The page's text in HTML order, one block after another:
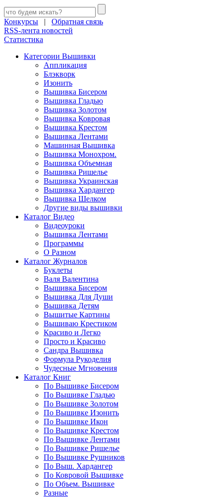
Конкурсы | Обратная связь
RSS-лента новостей
Статистика
Категории Вышивки
Аппликация
Блэкворк
Изонить
Вышивка Бисером
Вышивка Гладью
Вышивка Золотом
Вышивка Ковровая
Вышивка Крестом
Вышивка Лентами
Машинная Вышивка
Вышивка Монохром.
Вышивка Объемная
Вышивка Ришелье
Вышивка Украинская
Вышивка Хардангер
Вышивка Шелком
Другие виды вышивки
Каталог Видео
Видеоуроки
Вышивка Лентами
Программы
О Разном
Каталог Журналов
Буклеты
Валя Валентина
Вышивка Бисером
Вышивка Для Души
Вышивка Детям
Вышитые Картины
Вышиваю Крестиком
Красиво и Легко
Просто и Красиво
Сандра Вышивка
Формула Рукоделия
Чудесные Мгновения
Каталог Книг
По Вышивке Бисером
По Вышивке Гладью
По Вышивке Золотом
По Вышивке Изонить
По Вышивке Икон
По Вышивке Крестом
По Вышивке Лентами
По Вышивке Ришелье
По Вышивке Рушников
По Выш. Хардангер
По Ковровой Вышивке
По Объем. Вышивке
Разные